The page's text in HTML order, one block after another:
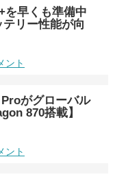
早くも準備中
テリー性能が向
ント
がグローバル
870搭載】
ント